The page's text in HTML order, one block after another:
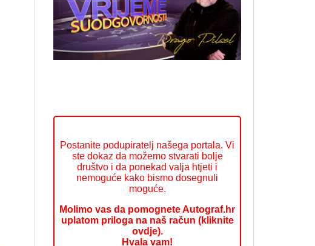
Postanite podupiratelj našega portala. Vi
ste dokaz da možemo stvarati bolje
društvo i da ponekad valja htjeti i
nemoguće kako bismo dosegnuli
moguće.
Molimo vas da pomognete Autograf.hr
uplatom priloga na naš račun (kliknite
ovdje).
Hvala vam!